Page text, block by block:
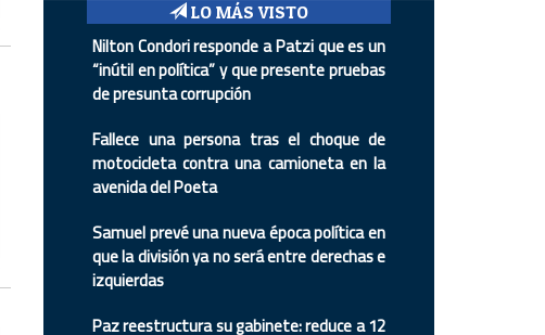
LO MÁS VISTO
Nilton Condori responde a Patzi que es un
“inútil en política” y que presente pruebas
de presunta corrupción
Fallece una persona tras el choque de
motocicleta contra una camioneta en la
avenida del Poeta
Samuel prevé una nueva época política en
que la división ya no será entre derechas e
izquierdas
Paz reestructura su gabinete: reduce a 12